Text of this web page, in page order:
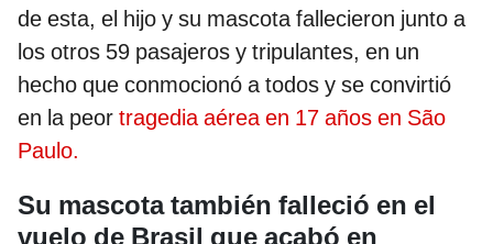
de esta, el hijo y su mascota fallecieron junto a
los otros 59 pasajeros y tripulantes, en un
hecho que conmocionó a todos y se convirtió
en la peor tragedia aérea en 17 años en São
Paulo.
Su mascota también falleció en el
vuelo de Brasil que acabó en